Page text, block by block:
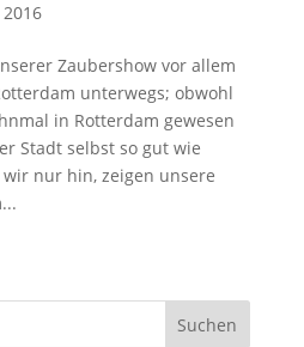
Zaubershow vor allem
unterwegs; obwohl
in Rotterdam gewesen
Stadt selbst so gut wie
nur hin, zeigen unsere